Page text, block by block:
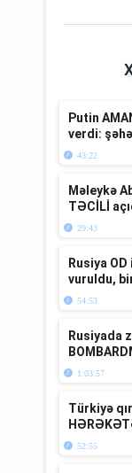
Putin
verdi:
Trampdan
43:22
Məleykə
TƏCİLİ
qruplarda
29:43
Rusiya
vuruldu,
ö*lənlər var
54:53
Rusiyada
anbarlar
1:03:57
Türkiyə
Ərdoğanla
52:55